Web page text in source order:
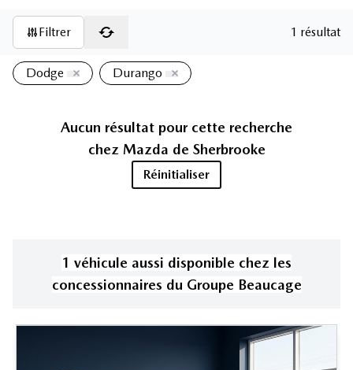
Filtrer 1 résultat
Dodge Durango
Aucun résultat pour cette recherche
chez Mazda de Sherbrooke
Réinitialiser
1 véhicule aussi disponible chez les
concessionnaires du Groupe Beaucage